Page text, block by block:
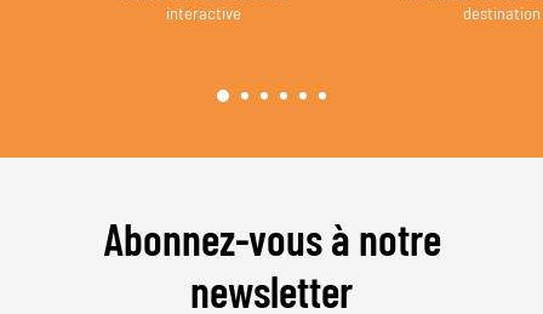
interactive
destination
Abonnez-vous à notre
newsletter